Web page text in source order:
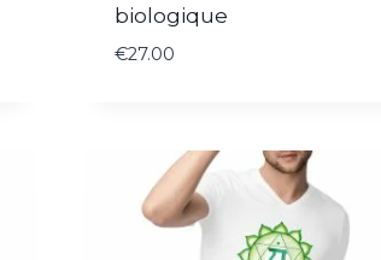
biologique
€27.00